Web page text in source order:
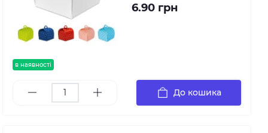
в наявності
6.90 грн
До кошика